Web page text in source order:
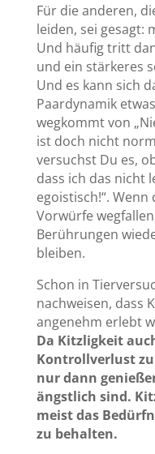
Für die anderen,
leiden, sei gesagt:
Und häufig tritt
und ein stärkeres
Und es kann sich
Paardynamik
wegkommt von
ist doch nicht
versuchst Du es,
dass ich das nicht
egoistisch!“.
Vorwürfe
Berührungen
bleiben.
Schon in
nachweisen, dass
angenehm erlebt
Da Kitzligkeit
Kontrollverlust
nur dann
ängstlich sind.
meist das
zu behalten.